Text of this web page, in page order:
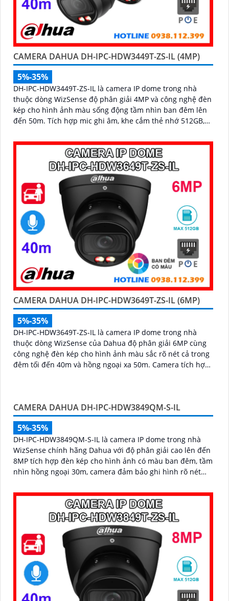
CAMERA DAHUA DH-IPC-HDW3449T-ZS-IL (4MP)
5%-35%
DH-IPC-HDW3449T-ZS-IL là camera IP dome trong nhà
thuộc dòng WizSense độ phân giải 4MP và công nghệ đèn
kép cho hình ảnh màu sống động tầm nhìn ban đêm lên
đến 50m. Tích hợp mic ghi âm, khe cắm thẻ nhớ 512GB,
phương tiện, camera mang đến giải pháp giám sát an
ninh thông minh, hiệu quả phù hợp lắp đặt tại gia đình,
văn phòng
CAMERA DAHUA DH-IPC-HDW3649T-ZS-IL (6MP)
5%-35%
DH-IPC-HDW3649T-ZS-IL là camera IP dome trong nhà
thuộc dòng WizSense của Dahua độ phân giải 6MP cùng
công nghệ đèn kép cho hình ảnh màu sắc rõ nét cả trong
đêm tối đến 40m và hồng ngoại xa 50m. Camera tích hợp
CAMERA DAHUA DH-IPC-HDW3849QM-S-IL
5%-35%
DH-IPC-HDW3849QM-S-IL là camera IP dome trong nhà
WizSense chính hãng Dahua với độ phân giải cao lên đến
8MP tích hợp đèn kép cho hình ảnh có màu ban đêm, tầm
nhìn hồng ngoại 30m, camera đảm bảo ghi hình rõ nét
512GB, tích hợp micro ghi âm, chuẩn POE và khả năng
nhận diện chính xác người và phương tiện giám sát an